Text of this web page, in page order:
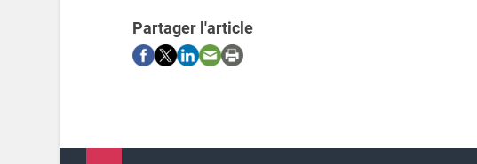
Partager l'article